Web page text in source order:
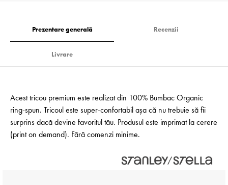
Prezentare generală Recenzii
Livrare
Acest tricou premium este realizat din 100% Bumbac Organic
ring-spun. Tricoul este super-confortabil așa că nu trebuie să fii
surprins dacă devine favoritul tău. Produsul este imprimat la cerere
(print on demand). Fără comenzi minime.